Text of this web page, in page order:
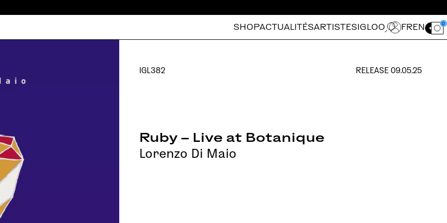
SHOPACTUALITÉSARTISTES IGLOO
Ouvrir le
FR EN 0
IGL382 RELEASE 09.05.25
Ruby – Live at Botanique
Lorenzo Di Maio